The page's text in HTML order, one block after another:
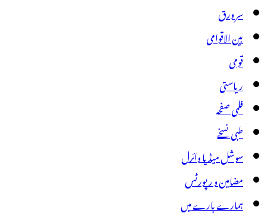
سر ورق
بین الاقوامی
قومی
ریاستی
فلمی صفحہ
طبی نسخے
سوشل میڈیا وائرل
مضامین و رپورٹس
ہمارے بارے میں